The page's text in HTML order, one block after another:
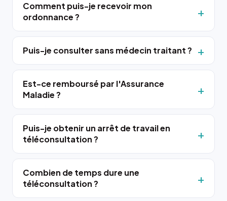
Comment puis-je recevoir mon
ordonnance ?
Puis-je consulter sans médecin traitant ?
Est-ce remboursé par l'Assurance
Maladie ?
Puis-je obtenir un arrêt de travail en
téléconsultation ?
Combien de temps dure une
téléconsultation ?